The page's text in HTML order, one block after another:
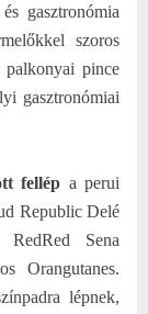
gasztronómia
szoros
palkonyai pince
gasztronómiai
fellép a perui
Republic Delé
RedRed Sena
Orangutanes.
lépnek,